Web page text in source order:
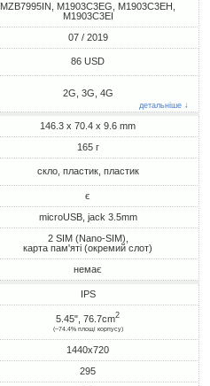
MZB7995IN, M1903C3EG, M1903C3EH,
M1903C3EI
07 / 2019
86 USD
2G, 3G, 4G
детальніше ↓
146.3 x 70.4 x 9.6 mm
165 г
скло, пластик, пластик
є
microUSB, jack 3.5mm
2 SIM (Nano-SIM),
карта пам'яті (окремий слот)
немає
IPS
5.45", 76.7cm2
(~74.4% площі корпусу)
1440x720
295